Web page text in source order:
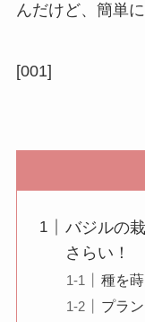
んだけど、簡単
[001]
バジルの
さらい！
種を
プラ